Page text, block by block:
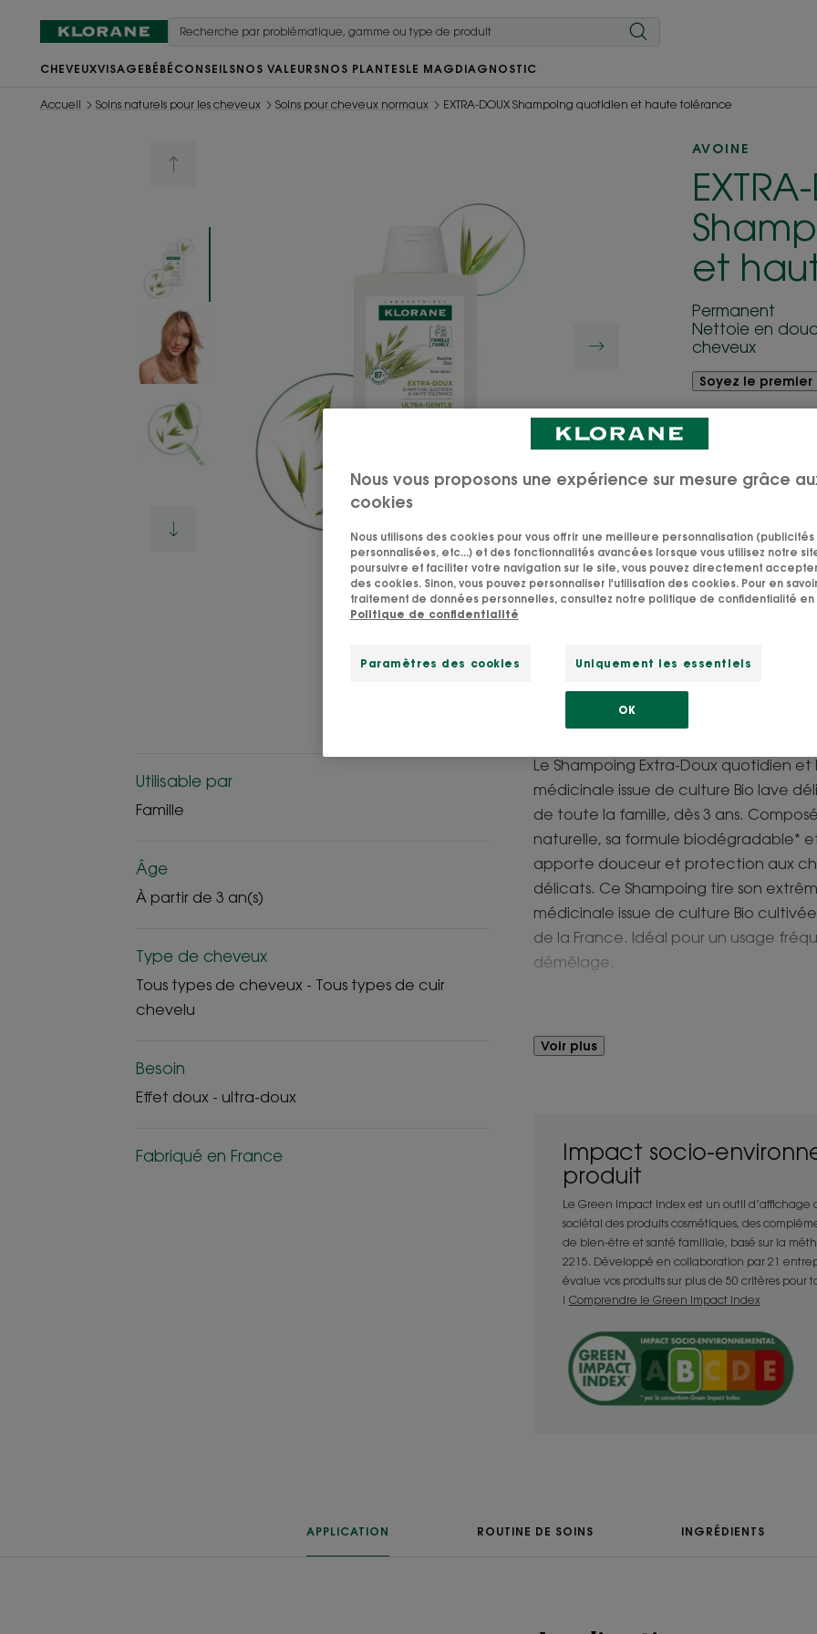
CHEVEUXVISAGE BÉBÉ CONSEILSNOS VALEURSNOS PLANTESLE MAG DIAGNOSTIC
Accueil Soins naturels pour les cheveux Soins pour cheveux normaux EXTRA-DOUX Shampoing quotidien et haute tolérance
AVOINE
et
Permanent
Nettoie en
cheveux
Soyez le
Ce Shampoing
l'Avoine
adoucit et
la famille, dès 3
Extra-doux pour
famille.
Nettoyant,
Flacon
Utilisable par
Famille
Âge
À partir de 3 an(s)
Type de cheveux
Tous types de cheveux - Tous types de cuir
chevelu
Besoin
Effet doux - ultra-doux
Fabriqué en France
Le Shampoing Extra-Doux quotidien
médicinale issue de culture Bio lave
de toute la famille, dès 3 ans.
naturelle, sa formule biodégradable*
apporte douceur et protection aux
délicats. Ce Shampoing tire son
médicinale issue de culture Bio
de la France. Idéal pour un usage
démêlage.
Propres, souples et protégés, les
Bénéfices
- Lave : sa base lavante douce sans
agresser les cuirs chevelus et cheveux
- Haute tolérance : testé sous
convient parfaitement aux enfants
- Adoucit : son extrait d’Avoine issue
apporte souplesse aux cheveux.
TEXTURE
Voir plus
Impact socio-
produit
Le Green Impact Index est un outil
sociétal des produits cosmétiques, des
de bien-être et santé familiale, basé sur la
2215. Développé en collaboration par 21
évalue vos produits sur plus de 50 critères pour
! Comprendre le Green Impact Index
APPLICATION ROUTINE DE SOINS INGRÉDIENTS
Nous vous proposons une expérience sur mesure grâce
cookies
Nous utilisons des cookies pour vous offrir une meilleure personnalisation (publicités
personnalisées, etc...) et des fonctionnalités avancées lorsque vous utilisez notre
poursuivre et faciliter votre navigation sur le site, vous pouvez directement
des cookies. Sinon, vous pouvez personnaliser l'utilisation des cookies. Pour en
traitement de données personnelles, consultez notre politique de confidentialité en
Politique de confidentialité
Paramètres des cookies Uniquement les essentiels
OK